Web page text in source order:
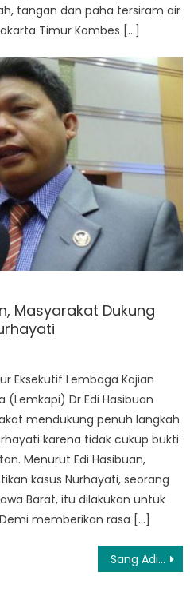
tangan dan paha tersiram air
Timur Kombes […]
Masyarakat Dukung
Eksekutif Lembaga Kajian
(Lemkapi) Dr Edi Hasibuan
mendukung penuh langkah
karena tidak cukup bukti
Menurut Edi Hasibuan,
kasus Nurhayati, seorang
Barat, itu dilakukan untuk
memberikan rasa […]
Sang Adik Ditembak OTK, Bupati Kaur Desak Polisi Ungkap Motif Pelaku